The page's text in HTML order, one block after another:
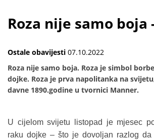
Roza nije samo boja
Ostale obavijesti 07.10.2022
Roza nije samo boja. Roza je simbol
dojke. Roza je prva napolitanka na
davne 1890.godine u tvornici Manner.
U cijelom svijetu listopad je mjesec
raku dojke – što je dovoljan razlog